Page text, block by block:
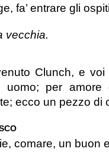
fa’ entrare gli
vecchia.
Clunch, e
uomo; per
ecco un pezzo di
comare, un buon